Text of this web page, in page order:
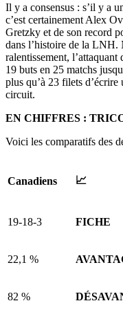
Il y a consensus : s’il y a
c’est certainement Alex
Gretzky et de son record
dans l’histoire de la LNH.
ralentissement,
19 buts en 25 matchs
plus qu’à 23 filets
circuit.
EN CHIFFRES :
Voici les comparatifs des
Canadiens 📈
19-18-3 FICHE
22,1 %
82 %